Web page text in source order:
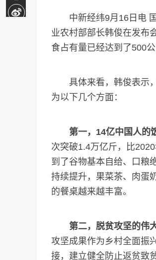
中新经纬9月16日电 国
业农村部部长韩俊在发布
食占有量已经达到了500公
具体来看，韩俊表示，
为以下几个方面：
第一，14亿中国人的
次突破1.4万亿斤，比
到了谷物基本自给、口粮
持续提升，果菜茶、肉蛋
的餐桌越来越丰富。
第二，脱贫攻坚的伟
攻坚成果作为乡村全面振
接，建立健全防止返贫致